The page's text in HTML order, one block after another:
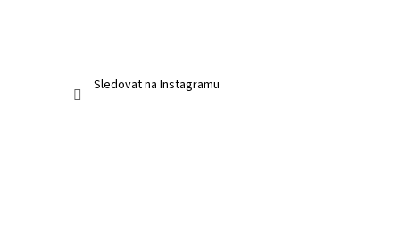
Sledovat na Instagramu